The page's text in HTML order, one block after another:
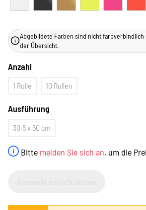
Bitte melden Sie sich an, um die
Abgebildete Farben sind nicht
der Übersicht.
Anzahl
1 Rolle 10 Rollen
Ausführung
30,5 x 50 cm